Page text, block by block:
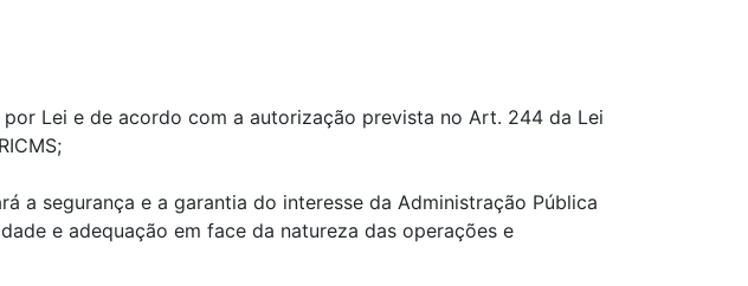
Lei e de acordo com a autorização prevista no Art. 244 da Lei
a segurança e a garantia do interesse da Administração Pública
e adequação em face da natureza das operações e